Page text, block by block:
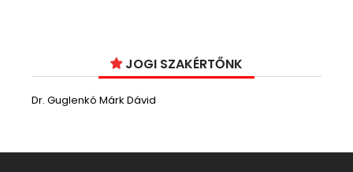
JOGI SZAKÉRTŐNK
Dr. Guglenkó Márk Dávid